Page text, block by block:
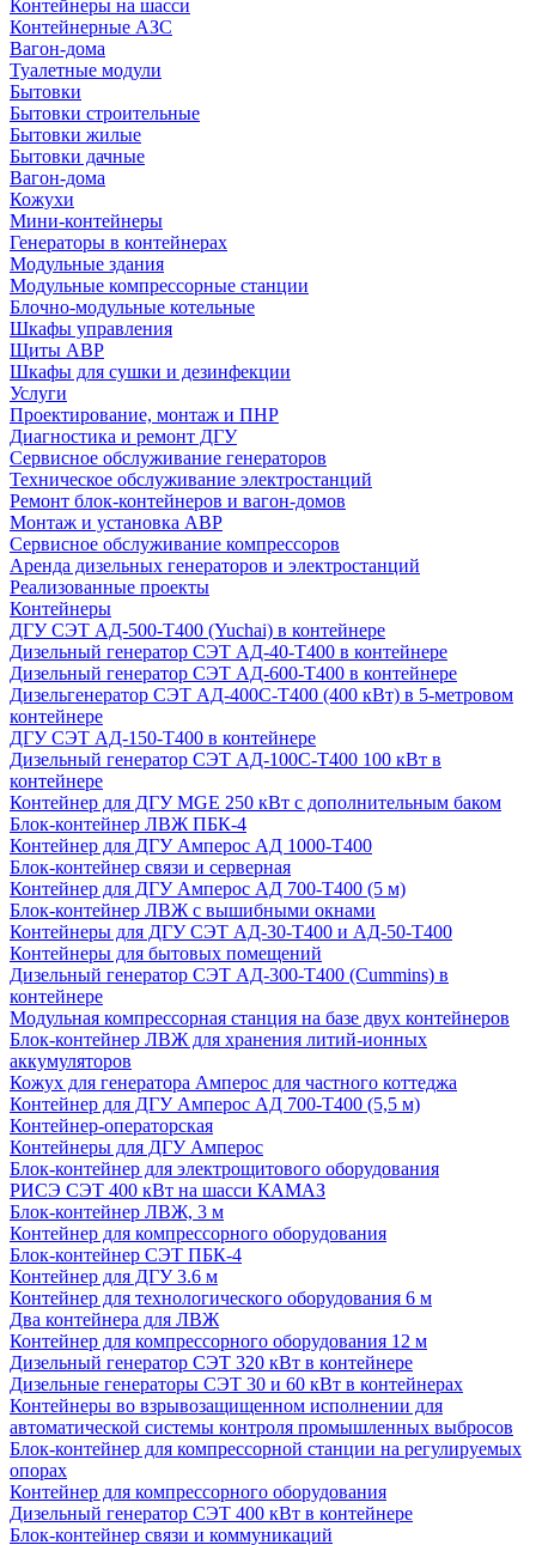
Контейнеры на шасси
Контейнерные АЗС
Вагон-дома
Туалетные модули
Бытовки
Бытовки строительные
Бытовки жилые
Бытовки дачные
Вагон-дома
Кожухи
Мини-контейнеры
Генераторы в контейнерах
Модульные здания
Модульные компрессорные станции
Блочно-модульные котельные
Шкафы управления
Щиты АВР
Шкафы для сушки и дезинфекции
Услуги
Проектирование, монтаж и ПНР
Диагностика и ремонт ДГУ
Сервисное обслуживание генераторов
Техническое обслуживание электростанций
Ремонт блок-контейнеров и вагон-домов
Монтаж и установка АВР
Сервисное обслуживание компрессоров
Аренда дизельных генераторов и электростанций
Реализованные проекты
Контейнеры
ДГУ СЭТ АД-500-Т400 (Yuchai) в контейнере
Дизельный генератор СЭТ АД-40-Т400 в контейнере
Дизельный генератор СЭТ АД-600-Т400 в контейнере
Дизельгенератор СЭТ АД-400С-Т400 (400 кВт) в 5-метровом
контейнере
ДГУ СЭТ АД-150-Т400 в контейнере
Дизельный генератор СЭТ АД-100С-Т400 100 кВт в
контейнере
Контейнер для ДГУ MGE 250 кВт с дополнительным баком
Блок-контейнер ЛВЖ ПБК-4
Контейнер для ДГУ Амперос АД 1000-Т400
Блок-контейнер связи и серверная
Контейнер для ДГУ Амперос АД 700-Т400 (5 м)
Блок-контейнер ЛВЖ с вышибными окнами
Контейнеры для ДГУ СЭТ АД-30-Т400 и АД-50-Т400
Контейнеры для бытовых помещений
Дизельный генератор СЭТ АД-300-Т400 (Cummins) в
контейнере
Модульная компрессорная станция на базе двух контейнеров
Блок-контейнер ЛВЖ для хранения литий-ионных
аккумуляторов
Кожух для генератора Амперос для частного коттеджа
Контейнер для ДГУ Амперос АД 700-Т400 (5,5 м)
Контейнер-операторская
Контейнеры для ДГУ Амперос
Блок-контейнер для электрощитового оборудования
РИСЭ СЭТ 400 кВт на шасси КАМАЗ
Блок-контейнер ЛВЖ, 3 м
Контейнер для компрессорного оборудования
Блок-контейнер СЭТ ПБК-4
Контейнер для ДГУ 3.6 м
Контейнер для технологического оборудования 6 м
Два контейнера для ЛВЖ
Контейнер для компрессорного оборудования 12 м
Дизельный генератор СЭТ 320 кВт в контейнере
Дизельные генераторы СЭТ 30 и 60 кВт в контейнерах
Контейнеры во взрывозащищенном исполнении для
автоматической системы контроля промышленных выбросов
Блок-контейнер для компрессорной станции на регулируемых
опорах
Контейнер для компрессорного оборудования
Дизельный генератор СЭТ 400 кВт в контейнере
Блок-контейнер связи и коммуникаций